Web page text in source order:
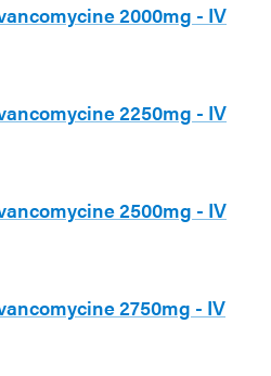
2000mg - IV
2250mg - IV
2500mg - IV
2750mg - IV